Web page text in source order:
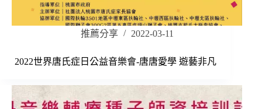
推薦分享 2022-03-11
2022世界唐氏症日公益音樂會-唐唐愛學 遊藝非凡